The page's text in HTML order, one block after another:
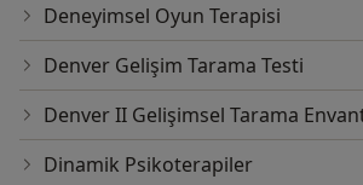
Deneyimsel Oyun Terapisi
Denver Gelişim Tarama Testi
Denver II Gelişimsel Tarama
Dinamik Psikoterapiler